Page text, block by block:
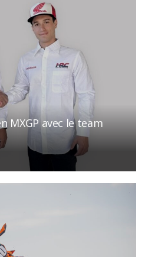
MXGP avec le team